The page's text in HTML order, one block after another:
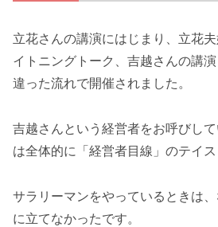
立花さんの講演にはじまり、立花
イトニングトーク、吉越さんの講
違った流れで開催されました。
吉越さんという経営者をお呼びし
は全体的に「経営者目線」のテイス
サラリーマンをやっているときは
に立てなかったです。